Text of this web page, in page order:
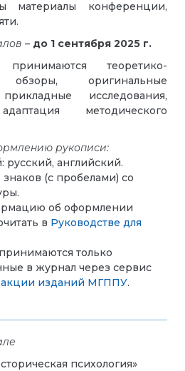
материалы конференции,
– до 1 сентября 2025 г.
теоретико-
обзоры, оригинальные
исследования,
методического
рукописи:
английский.
(с пробелами) со
об оформлении
в Руководстве для
только
в журнал через сервис
изданий МГППУ.
психология»